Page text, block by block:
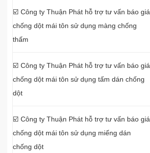
☑️ Công ty Thuận Phát hỗ trợ tư vấn báo giá
chống dột mái tôn sử dụng màng chống
thấm
☑️ Công ty Thuận Phát hỗ trợ tư vấn báo giá
chống dột mái tôn sử dụng tấm dán chống
dột
☑️ Công ty Thuận Phát hỗ trợ tư vấn báo giá
chống dột mái tôn sử dụng miếng dán
chống dột